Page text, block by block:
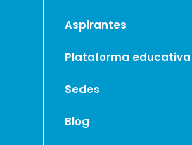
Aspirantes
Plataforma educativa
Sedes
Blog